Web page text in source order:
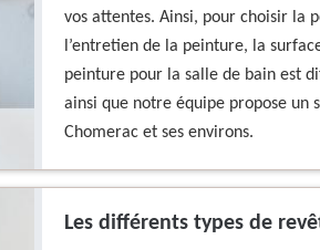
vos attentes. Ainsi, pour choisir la
l’entretien de la peinture, la
peinture pour la salle de bain est
ainsi que notre équipe propose
Chomerac et ses environs.
Les différents types de